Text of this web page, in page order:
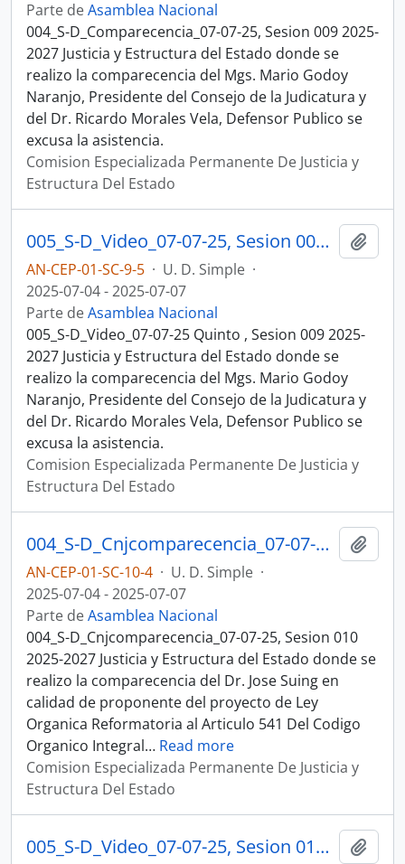
Parte deAsamblea Nacional
004_S-D_Comparecencia_07-07-25, Sesion 009 2025-
2027 Justicia y Estructura del Estado donde se
realizo la comparecencia del Mgs. Mario Godoy
Naranjo, Presidente del Consejo de la Judicatura y
del Dr. Ricardo Morales Vela, Defensor Publico se
excusa la asistencia.
Comision Especializada Permanente De Justicia y
Estructura Del Estado
005_S-D_Video_07-07-25, Sesion 009 Justicia y Estructura del Estado
AN-CEP-01-SC-9-5 · U. D. Simple ·
2025-07-04 - 2025-07-07
Parte deAsamblea Nacional
005_S-D_Video_07-07-25 Quinto , Sesion 009 2025-
2027 Justicia y Estructura del Estado donde se
realizo la comparecencia del Mgs. Mario Godoy
Naranjo, Presidente del Consejo de la Judicatura y
del Dr. Ricardo Morales Vela, Defensor Publico se
excusa la asistencia.
Comision Especializada Permanente De Justicia y
Estructura Del Estado
004_S-D_Cnjcomparecencia_07-07-25, Sesion 010 Justicia y Estructura del Estado
AN-CEP-01-SC-10-4 · U. D. Simple ·
2025-07-04 - 2025-07-07
Parte deAsamblea Nacional
004_S-D_Cnjcomparecencia_07-07-25, Sesion 010
2025-2027 Justicia y Estructura del Estado donde se
realizo la comparecencia del Dr. Jose Suing en
calidad de proponente del proyecto de Ley
Organica Reformatoria al Articulo 541 Del Codigo
Organico Integral… Read more
Comision Especializada Permanente De Justicia y
Estructura Del Estado
005_S-D_Video_07-07-25, Sesion 010 Justicia y Estructura del Estado